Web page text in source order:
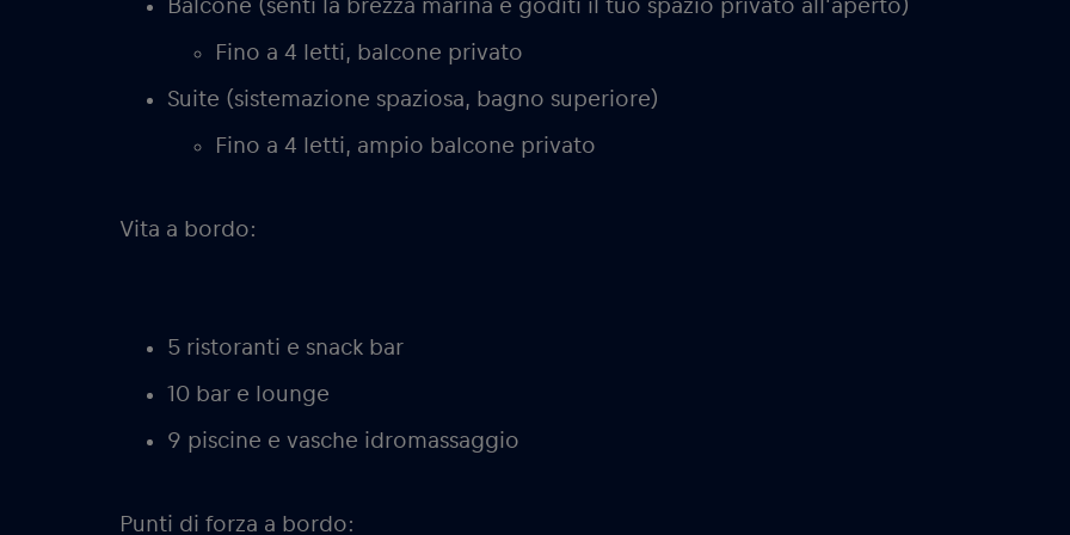
Balcone (senti la brezza marina e goditi il tuo spazio privato all’aperto)
Fino a 4 letti, balcone privato
Suite (sistemazione spaziosa, bagno superiore)
Fino a 4 letti, ampio balcone privato
Vita a bordo:
5 ristoranti e snack bar
10 bar e lounge
9 piscine e vasche idromassaggio
Punti di forza a bordo: